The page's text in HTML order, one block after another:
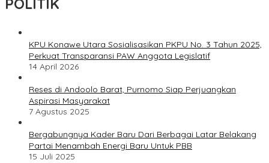
POLITIK
KPU Konawe Utara Sosialisasikan PKPU No. 3 Tahun 2025,
Perkuat Transparansi PAW Anggota Legislatif
14 April 2026
Reses di Andoolo Barat, Purnomo Siap Perjuangkan
Aspirasi Masyarakat
7 Agustus 2025
Bergabungnya Kader Baru Dari Berbagai Latar Belakang
Partai Menambah Energi Baru Untuk PBB
15 Juli 2025